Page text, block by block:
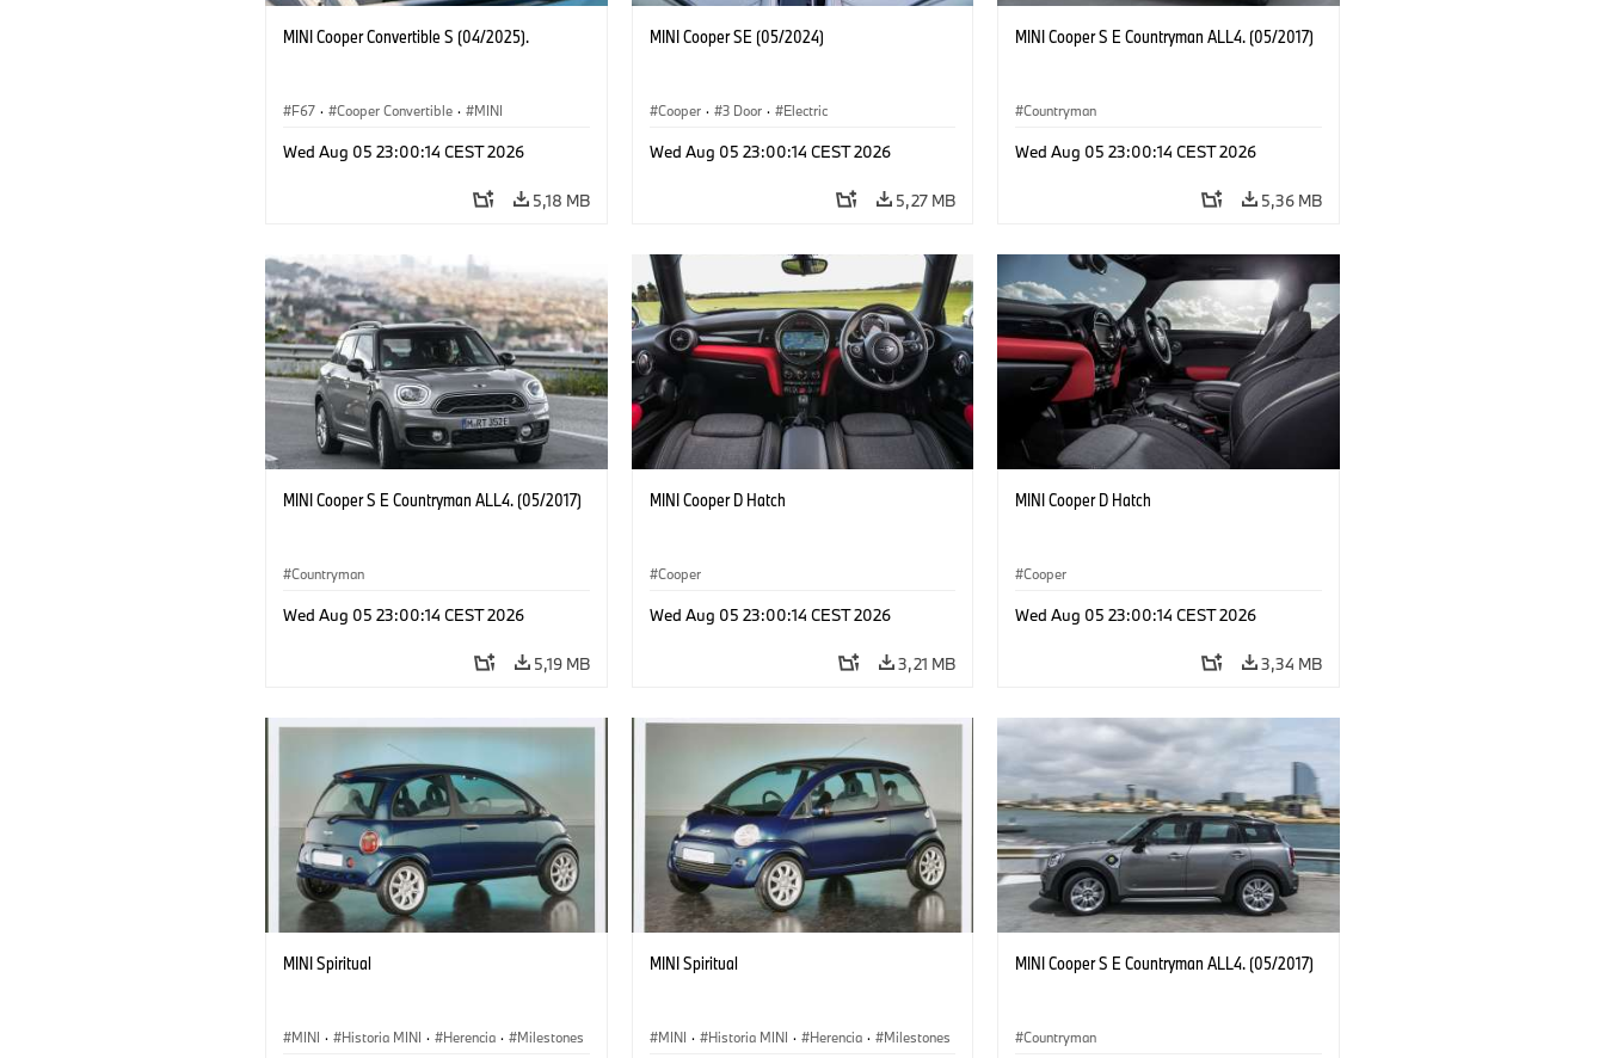
MINI Cooper Convertible S (04/2025).
F67 · Cooper Convertible · MINI
Wed Aug 05 23:00:14 CEST 2026
5,18 MB
MINI Cooper SE (05/2024)
Cooper · 3 Door · Electric
Wed Aug 05 23:00:14 CEST 2026
5,27 MB
MINI Cooper S E Countryman ALL4. (05/2017)
Countryman
Wed Aug 05 23:00:14 CEST 2026
5,36 MB
MINI Cooper S E Countryman ALL4. (05/2017)
Countryman
Wed Aug 05 23:00:14 CEST 2026
5,19 MB
MINI Cooper D Hatch
Cooper
Wed Aug 05 23:00:14 CEST 2026
3,21 MB
MINI Cooper D Hatch
Cooper
Wed Aug 05 23:00:14 CEST 2026
3,34 MB
MINI Spiritual
MINI · Historia MINI · Herencia · Milestones
MINI Spiritual
MINI · Historia MINI · Herencia · Milestones
MINI Cooper S E Countryman ALL4. (05/2017)
Countryman